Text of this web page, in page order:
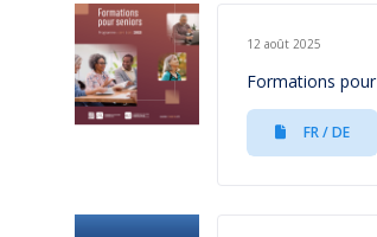
12 août 2025
Formations
FR / DE